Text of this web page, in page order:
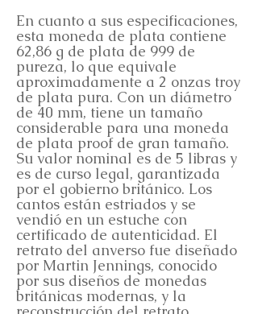
En cuanto a sus especificaciones,
esta moneda de plata contiene
62,86 g de plata de 999 de
pureza, lo que equivale
aproximadamente a 2 onzas troy
de plata pura. Con un diámetro
de 40 mm, tiene un tamaño
considerable para una moneda
de plata proof de gran tamaño.
Su valor nominal es de 5 libras y
es de curso legal, garantizada
por el gobierno británico. Los
cantos están estriados y se
vendió en un estuche con
certificado de autenticidad. El
retrato del anverso fue diseñado
por Martin Jennings, conocido
por sus diseños de monedas
británicas modernas, y la